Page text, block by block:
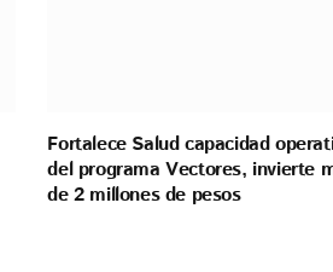
Fortalece Salud capacidad
del programa Vectores, invierte
de 2 millones de pesos